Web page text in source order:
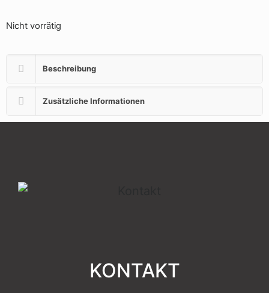
Nicht vorrätig
Beschreibung
Zusätzliche Informationen
KONTAKT